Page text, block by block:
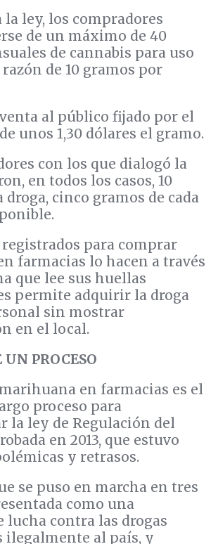
la ley, los compradores
de un máximo de 40
de cannabis para uso
de 10 gramos por
al público fijado por el
unos 1,30 dólares el gramo.
con los que dialogó la
en todos los casos, 10
droga, cinco gramos de cada
para comprar
farmacias lo hacen a través
que lee sus huellas
permite adquirir la droga
sin mostrar
en el local.
PROCESO
en farmacias es el
proceso para
la ley de Regulación del
en 2013, que estuvo
y retrasos.
se puso en marcha en tres
como una
lucha contra las drogas
ilegalmente al país, y